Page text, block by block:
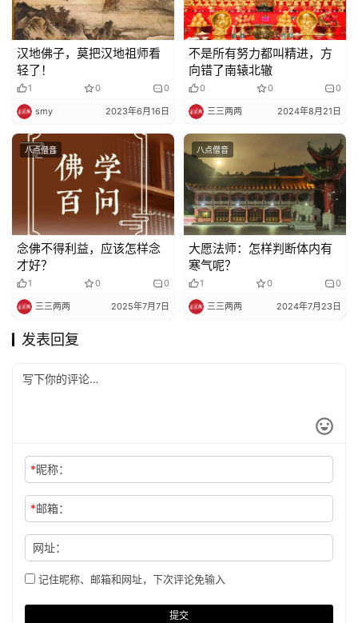
汉地佛子，莫把汉地祖师看
轻了！
1 0 0
smy 2023年6月16日
不是所有努力都叫精进，方
向错了南辕北辙
0 0 0
三三两两 2024年8月21日
八点僧音
念佛不得利益，应该怎样念
才好？
1 0 0
三三两两 2025年7月7日
八点僧音
大愿法师：怎样判断体内有
寒气呢？
1 0 0
三三两两 2024年7月23日
发表回复
*昵称：
*邮箱：
网址：
记住昵称、邮箱和网址，下次评论免输入
提交